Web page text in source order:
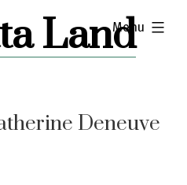
Land
Menu
expanded
Deneuve